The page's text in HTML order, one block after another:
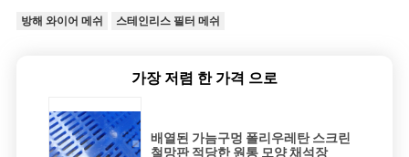
방해 와이어 메쉬 스테인리스 필터 메쉬
가장 저렴 한 가격 으로
배열된 가늠구멍 폴리우레탄 스크린
철망판 적당한 원통 모양 채석장